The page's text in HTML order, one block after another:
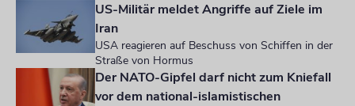
US-Militär meldet Angriffe auf Ziele im
Iran
USA reagieren auf Beschuss von Schiffen in der
Straße von Hormus
Der NATO-Gipfel darf nicht zum Kniefall
vor dem national-islamistischen